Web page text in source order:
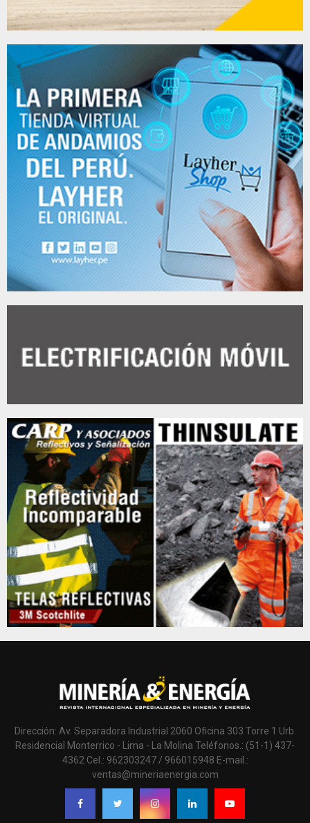
Dirección: Av. Separadora Industrial 2060 Oficina 303 Torre 1 Urb.
Residencial Monterrico - Lima - La Molina Teléfonos.: (51-1) 437-
4362 Cel.: 962303247 / 966015948 E-mail.:
ventas@mineriaenergia.com